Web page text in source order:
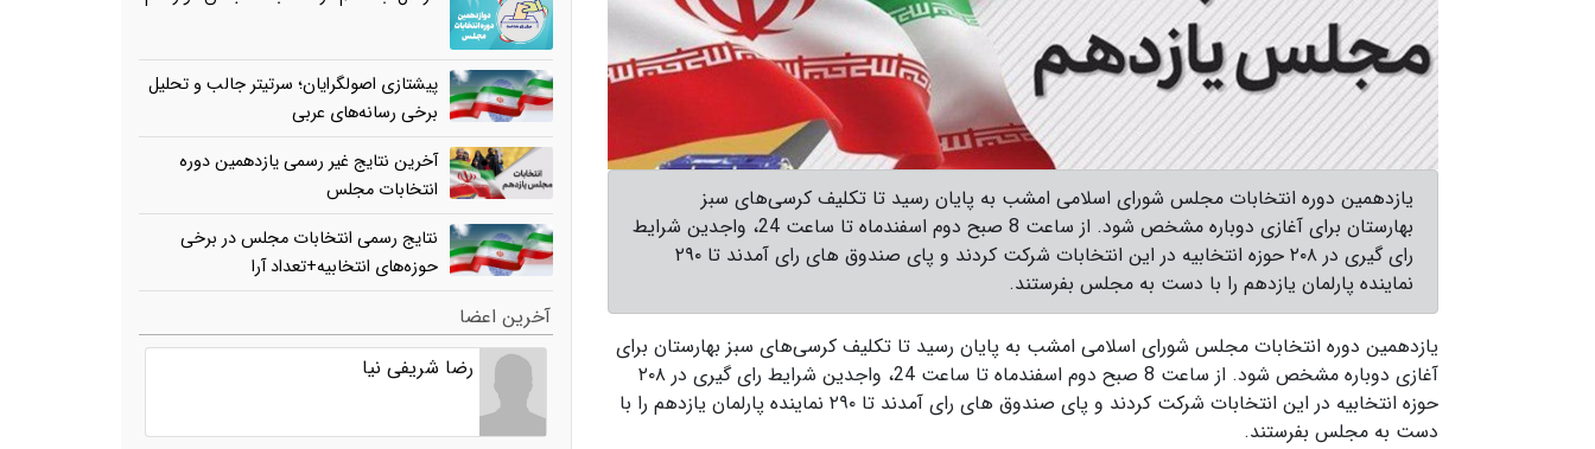
یازدهمین دوره انتخابات مجلس شورای اسلامی امشب به پایان رسید تا تکلیف کرسی‌های سبز
بهارستان برای آغازی دوباره مشخص شود. از ساعت 8 صبح دوم اسفندماه تا ساعت 24، واجدین شرایط
رای گیری در ۲۰۸ حوزه انتخابیه در این انتخابات شرکت کردند و پای صندوق های رای آمدند تا ۲۹۰
نماینده پارلمان یازدهم را با دست به مجلس بفرستند.
یازدهمین دوره انتخابات مجلس شورای اسلامی امشب به پایان رسید تا تکلیف کرسی‌های سبز بهارستان برای
آغازی دوباره مشخص شود. از ساعت 8 صبح دوم اسفندماه تا ساعت 24، واجدین شرایط رای گیری در ۲۰۸
حوزه انتخابیه در این انتخابات شرکت کردند و پای صندوق های رای آمدند تا ۲۹۰ نماینده پارلمان یازدهم را با
دست به مجلس بفرستند.
پیشتازی اصولگرایان؛ سرتیتر جالب و تحلیل
برخی رسانه‌های عربی
آخرین نتایج غیر رسمی یازدهمین دوره
انتخابات مجلس
نتایج رسمی انتخابات مجلس در برخی
حوزه‌های انتخابیه+تعداد آرا
آخرین اعضا
رضا شریفی نیا